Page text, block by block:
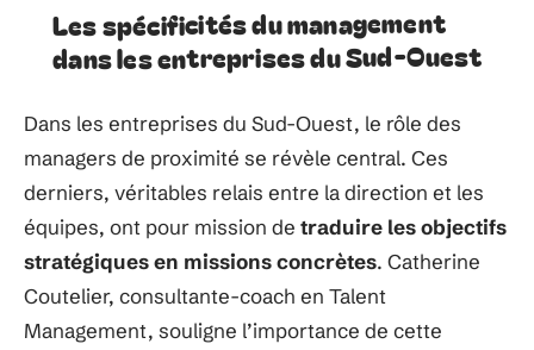
Les spécificités du management
dans les entreprises du Sud-Ouest
Dans les entreprises du Sud-Ouest, le rôle des
managers de proximité se révèle central. Ces
derniers, véritables relais entre la direction et les
équipes, ont pour mission de traduire les objectifs
stratégiques en missions concrètes. Catherine
Coutelier, consultante-coach en Talent
Management, souligne l’importance de cette